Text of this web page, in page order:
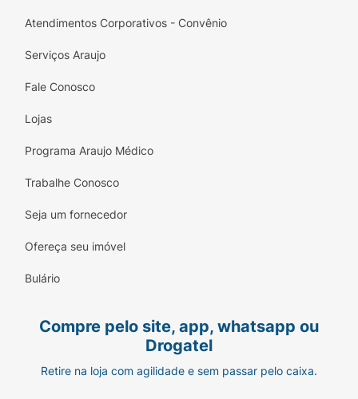
Atendimentos Corporativos - Convênio
Serviços Araujo
Fale Conosco
Lojas
Programa Araujo Médico
Trabalhe Conosco
Seja um fornecedor
Ofereça seu imóvel
Bulário
Compre pelo site, app, whatsapp ou
Drogatel
Retire na loja com agilidade e sem passar pelo caixa.